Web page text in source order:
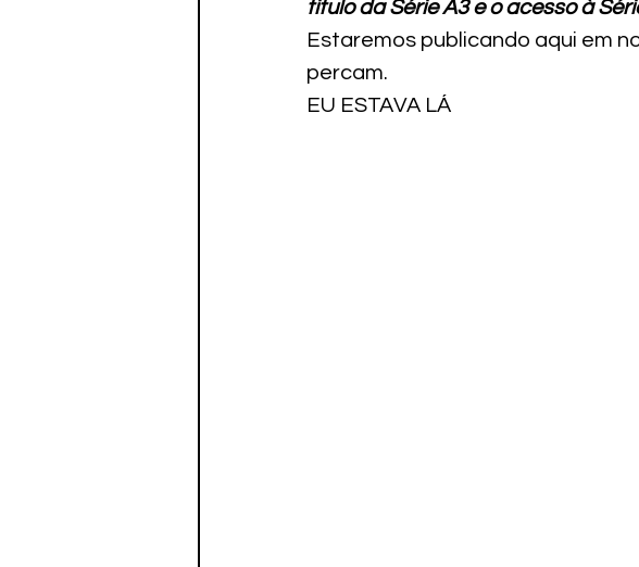
Paratletismotitulo da Série A3 e o acesso à
Estaremos publicando aqui em
percam.
EU ESTAVA LÁ